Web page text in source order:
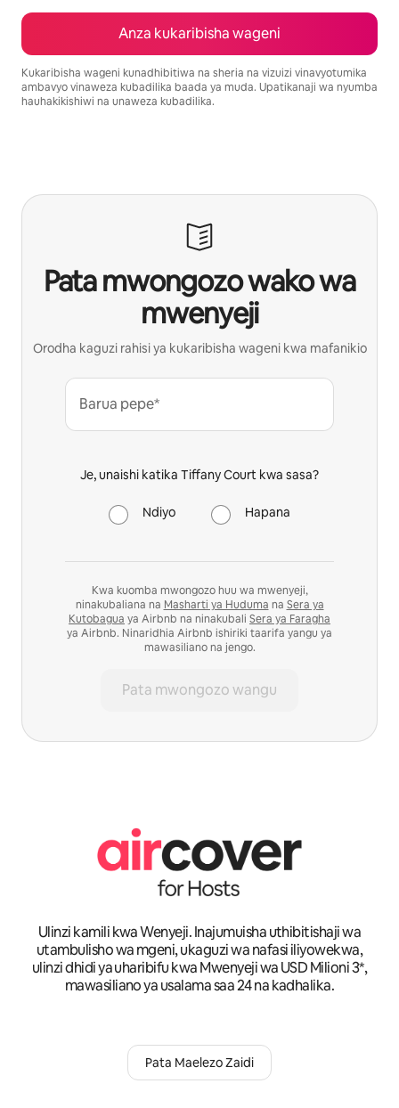
Anza kukaribisha wageni
Kukaribisha wageni kunadhibitiwa na sheria na vizuizi vinavyotumika
ambavyo vinaweza kubadilika baada ya muda. Upatikanaji wa nyumba
hauhakikishiwi na unaweza kubadilika.
Pata mwongozo wako wa
mwenyeji
Orodha kaguzi rahisi ya kukaribisha wageni kwa mafanikio
Barua pepe*
Je, unaishi katika Tiffany Court kwa sasa?
Ndiyo Hapana
Kwa kuomba mwongozo huu wa mwenyeji,
ninakubaliana na Masharti ya Huduma na Sera ya
Kutobagua ya Airbnb na ninakubali Sera ya Faragha
ya Airbnb. Ninaridhia Airbnb ishiriki taarifa yangu ya
mawasiliano na jengo.
Pata mwongozo wangu
Ulinzi kamili kwa Wenyeji. Inajumuisha uthibitishaji wa
utambulisho wa mgeni, ukaguzi wa nafasi iliyowekwa,
ulinzi dhidi ya uharibifu kwa Mwenyeji wa USD Milioni 3*,
mawasiliano ya usalama saa 24 na kadhalika.
Pata Maelezo Zaidi